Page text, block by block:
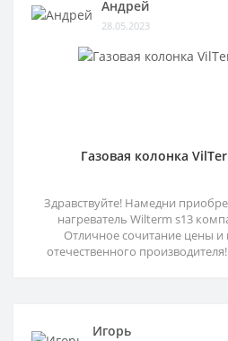
Андрей
28.05.2023
Газовая колонка
Здравствуйте! Намедни
нагреватель Wilterm s13
Отличное сочитание цены и
отечественного
Игорь